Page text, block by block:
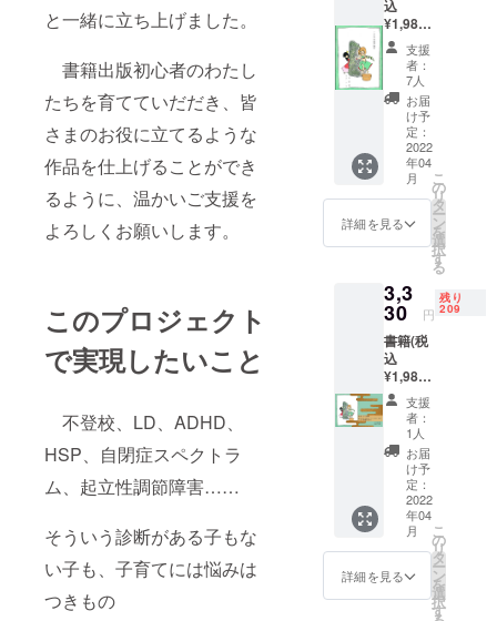
と一緒に立ち上げました。
書籍出版初心者のわたし
たちを育てていだだき、皆
さまのお役に立てるような
作品を仕上げることができ
るように、温かいご支援を
よろしくお願いします。
このプロジェクト
で実現したいこと
不登校、LD、ADHD、
HSP、自閉症スペクトラ
ム、起立性調節障害……
そういう診断がある子もな
い子も、子育てには悩みは
つきもの
込
¥1,980)
1冊 送
料 お礼
にクラ
ウド
ファン
ディン
グ成功
チャレ
ンジ特
典リ
ターン
欄に
「不登
校支
援」と
ご記入
くだ
さった
ご支援
者の中
から全
プロ
ジェク
ト限定
300のイ
ラスト
レー
ター書
し4コマ
支援
者：
7人
お届
け予
定：
2022
年04
月
詳細を見る
こ
の
リ
タ
ー
ン
を
選
択
す
る
3,3
30 円
残り
209
書籍(税
込
¥1,980)
1冊 オ
リジナ
ルポス
トカー
ド（4枚
セット)
送料 お
礼状 さ
らにク
ラウド
ファン
ディン
支援
者：
1人
お届
け予
定：
2022
年04
月
詳細を見る
こ
の
リ
タ
ー
ン
を
選
択
す